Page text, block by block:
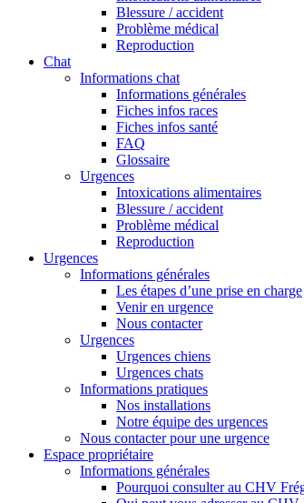
Blessure / accident
Problème médical
Reproduction
Chat
Informations chat
Informations générales
Fiches infos races
Fiches infos santé
FAQ
Glossaire
Urgences
Intoxications alimentaires
Blessure / accident
Problème médical
Reproduction
Urgences
Informations générales
Les étapes d’une prise en charge
Venir en urgence
Nous contacter
Urgences
Urgences chiens
Urgences chats
Informations pratiques
Nos installations
Notre équipe des urgences
Nous contacter pour une urgence
Espace propriétaire
Informations générales
Pourquoi consulter au CHV